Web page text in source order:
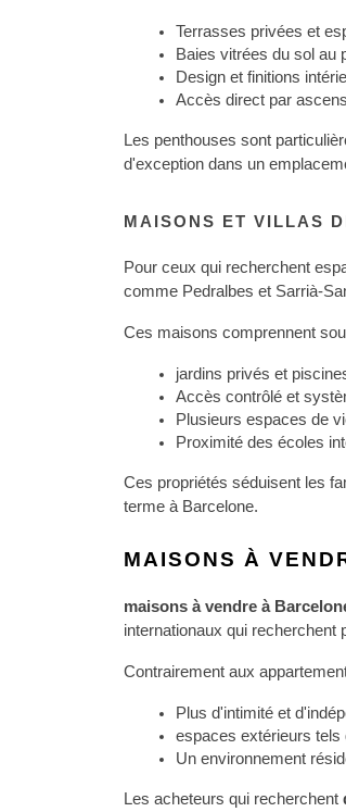
Terrasses privées et
Baies vitrées du sol au
Design et finitions
Accès direct par
Les penthouses sont
d'exception dans un
MAISONS ET VILLAS
Pour ceux qui recherchent
comme Pedralbes et Sarrià-
Ces maisons comprennent
jardins privés et
Accès contrôlé et
Plusieurs espaces de
Proximité des écoles
Ces propriétés séduisent les
terme à Barcelone.
MAISONS À
maisons à vendre à
internationaux qui recherchent
Contrairement aux
Plus d'intimité et
espaces extérieurs tels
Un environnement
Les acheteurs qui recherchent